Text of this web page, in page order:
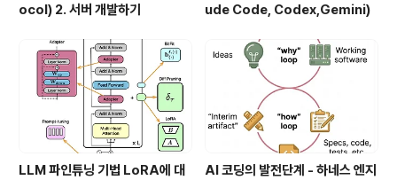
ocol) 2. 서버 개발하기
ude Code, Codex,Gemini)
LLM 파인튜닝 기법 LoRA에 대
AI 코딩의 발전단계 - 하네스 엔지